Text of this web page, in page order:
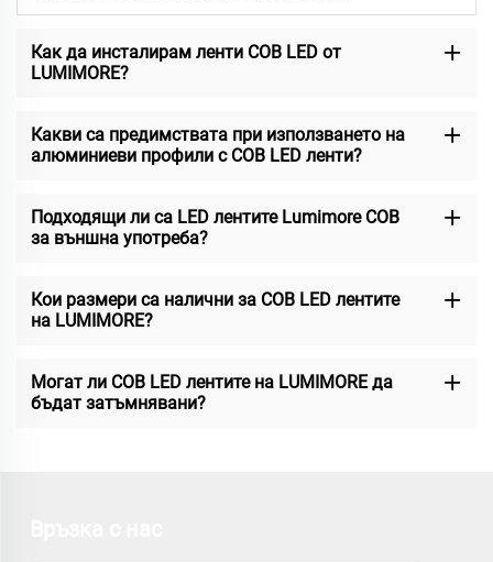
Как да инсталирам ленти COB LED от
LUMIMORE?
Какви са предимствата при използването на
алюминиеви профили с COB LED ленти?
Подходящи ли са LED лентите Lumimore COB
за външна употреба?
Кои размери са налични за COB LED лентите
на LUMIMORE?
Могат ли COB LED лентите на LUMIMORE да
бъдат затъмнявани?